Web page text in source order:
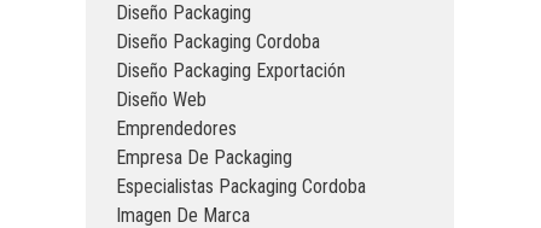
Diseño Packaging
Diseño Packaging Cordoba
Diseño Packaging Exportación
Diseño Web
Emprendedores
Empresa De Packaging
Especialistas Packaging Cordoba
Imagen De Marca